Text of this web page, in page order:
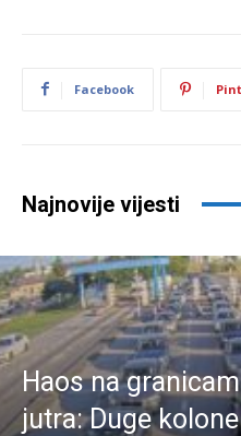
Facebook
Najnovije vijesti
Haos na
jutra: Duge